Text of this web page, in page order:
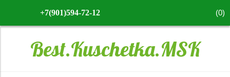
+7(901)594-72-12 (0)
Best.Kuschetka.MSK